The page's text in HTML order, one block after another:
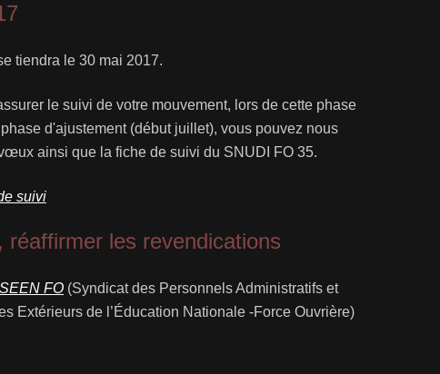
tiendra le 30 mai 2017.
le suivi de votre mouvement, lors de cette phase
d'ajustement (début juillet), vous pouvez nous
ainsi que la fiche de suivi du SNUDI FO 35.
suivi
réaffirmer les revendications
FO (Syndicat des Personnels Administratifs et
Extérieurs de l’Éducation Nationale -Force Ouvrière)